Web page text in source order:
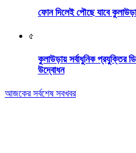
ফোন দিলেই পৌছে যাবে কুলাউড়া
৫
কুলাউড়ায় সর্বাধুনিক প্রযুক্তির
উদ্বোধন
আজকের সর্বশেষ সবখবর